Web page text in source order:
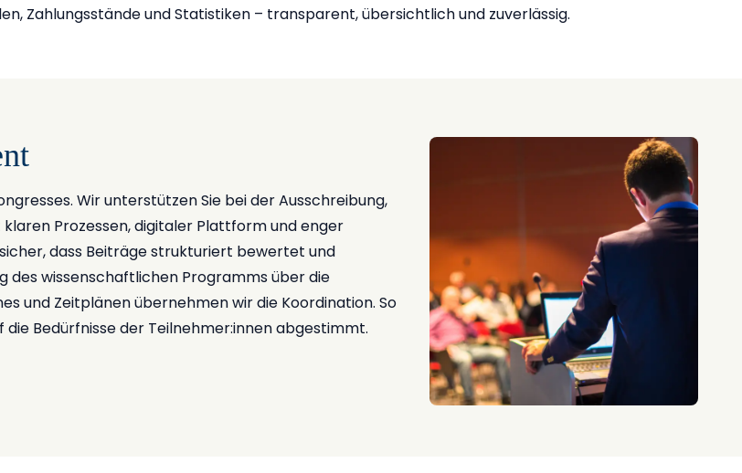
Zahlungsstände und Statistiken – transparent, übersichtlich und zuverlässig.
Wir unterstützen Sie bei der Ausschreibung,
Prozessen, digitaler Plattform und enger
dass Beiträge strukturiert bewertet und
des wissenschaftlichen Programms über die
und Zeitplänen übernehmen wir die Koordination. So
Bedürfnisse der Teilnehmer:innen abgestimmt.